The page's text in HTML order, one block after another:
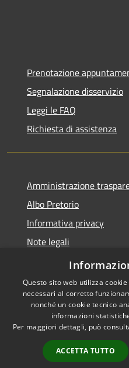
Prenotazione
Segnalazione disservizio
Leggi le FAQ
Richiesta di assistenza
Amministrazione
Albo Pretorio
Informativa privacy
Note legali
Dichiarazione di
Accessibilità
Questo sito web utilizza
necessari al corretto
nonché un cookie tecnico
informazioni
Per maggiori dettagli, può
ACCETTA TUTTO